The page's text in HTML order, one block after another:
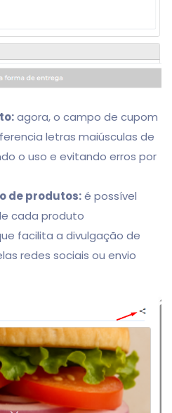
agora, o campo de cupom
letras maiúsculas de
o uso e evitando erros por
de produtos:é possível
cada produto
facilita a divulgação de
redes sociais ou envio